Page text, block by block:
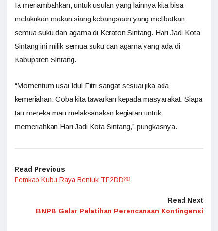
Ia menambahkan, untuk usulan yang lainnya kita bisa
melakukan makan siang kebangsaan yang melibatkan
semua suku dan agama di Keraton Sintang. Hari Jadi Kota
Sintang ini milik semua suku dan agama yang ada di
Kabupaten Sintang.
“Momentum usai Idul Fitri sangat sesuai jika ada
kemeriahan. Coba kita tawarkan kepada masyarakat. Siapa
tau mereka mau melaksanakan kegiatan untuk
memeriahkan Hari Jadi Kota Sintang,” pungkasnya.
Read Previous
Pemkab Kubu Raya Bentuk TP2DD￼
Read Next
BNPB Gelar Pelatihan Perencanaan Kontingensi